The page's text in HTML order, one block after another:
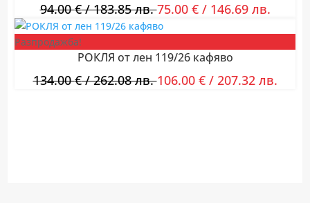
94.00€/ 183.85 лв.75.00 €/ 146.69 лв.
Разпродажба!
РОКЛЯ от лен 119/26 кафяво
134.00€/ 262.08 лв.106.00 €/ 207.32 лв.